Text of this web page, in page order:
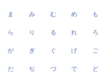
ま み む め も
ら り る れ ろ
が ぎ ぐ げ ご
だ ぢ づ で ど